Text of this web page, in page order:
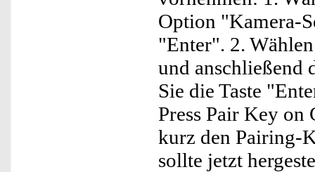
Option "Kamera-
"Enter". 2.
und anschließend
Sie die Taste
Press Pair Key on
kurz den Pairing-
sollte jetzt